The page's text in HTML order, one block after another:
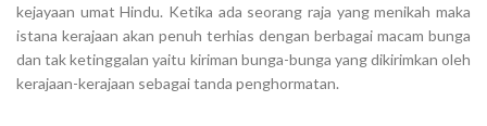
kejayaan umat Hindu. Ketika ada seorang raja yang menikah maka
istana kerajaan akan penuh terhias dengan berbagai macam bunga
dan tak ketinggalan yaitu kiriman bunga-bunga yang dikirimkan oleh
kerajaan-kerajaan sebagai tanda penghormatan.